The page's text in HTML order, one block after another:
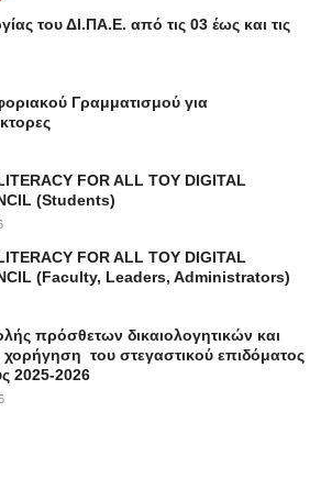
του ΔΙ.ΠΑ.Ε. από τις 03 έως και τις
Γραμματισμού για
FOR ALL ΤΟΥ DIGITAL
(Students)
FOR ALL ΤΟΥ DIGITAL
(Faculty, Leaders, Administrators)
πρόσθετων δικαιολογητικών και
του στεγαστικού επιδόματος
2025-2026